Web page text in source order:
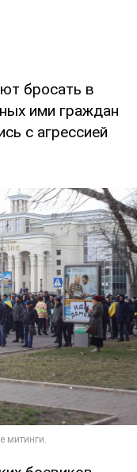
бросать в
ими граждан
с агрессией